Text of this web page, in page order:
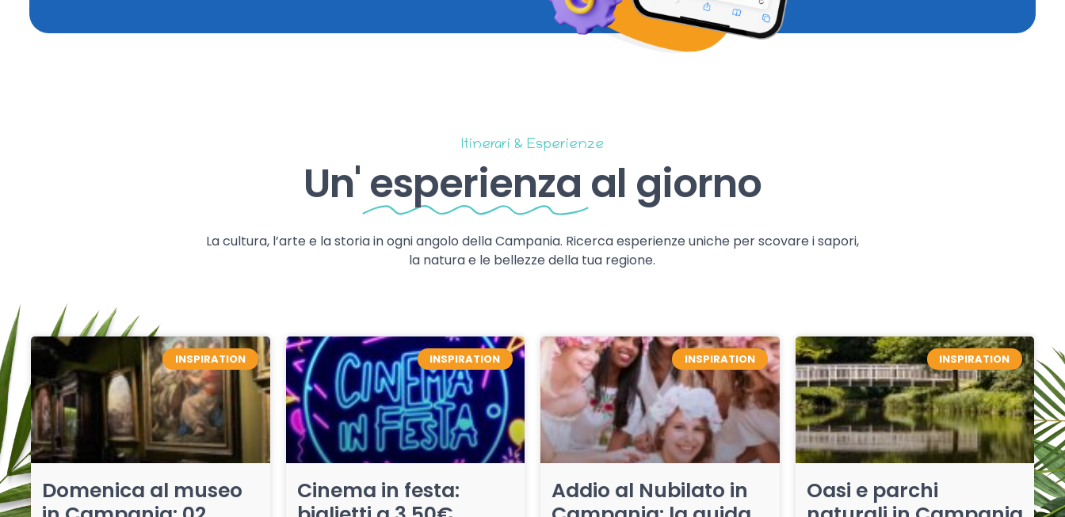
Itinerari & Esperienze
Un' esperienza al giorno
La cultura, l’arte e la storia in ogni angolo della Campania. Ricerca esperienze uniche per scovare i sapori,
la natura e le bellezze della tua regione.
INSPIRATION
Domenica al museo
INSPIRATION
Cinema in festa:
INSPIRATION
Addio al Nubilato in
INSPIRATION
Oasi e parchi